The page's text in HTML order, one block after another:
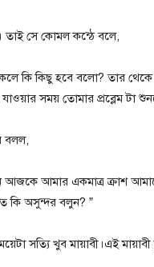
তাই সে কোমল কন্ঠে বলে,
কি কিছু হবে বলো? তার
সময় তোমার প্রব্লেম টা
বলল,
আমার একমাত্র ক্রাশ
কি অসুন্দর বলুন? ”
সত্যি খুব মায়াবী।এই